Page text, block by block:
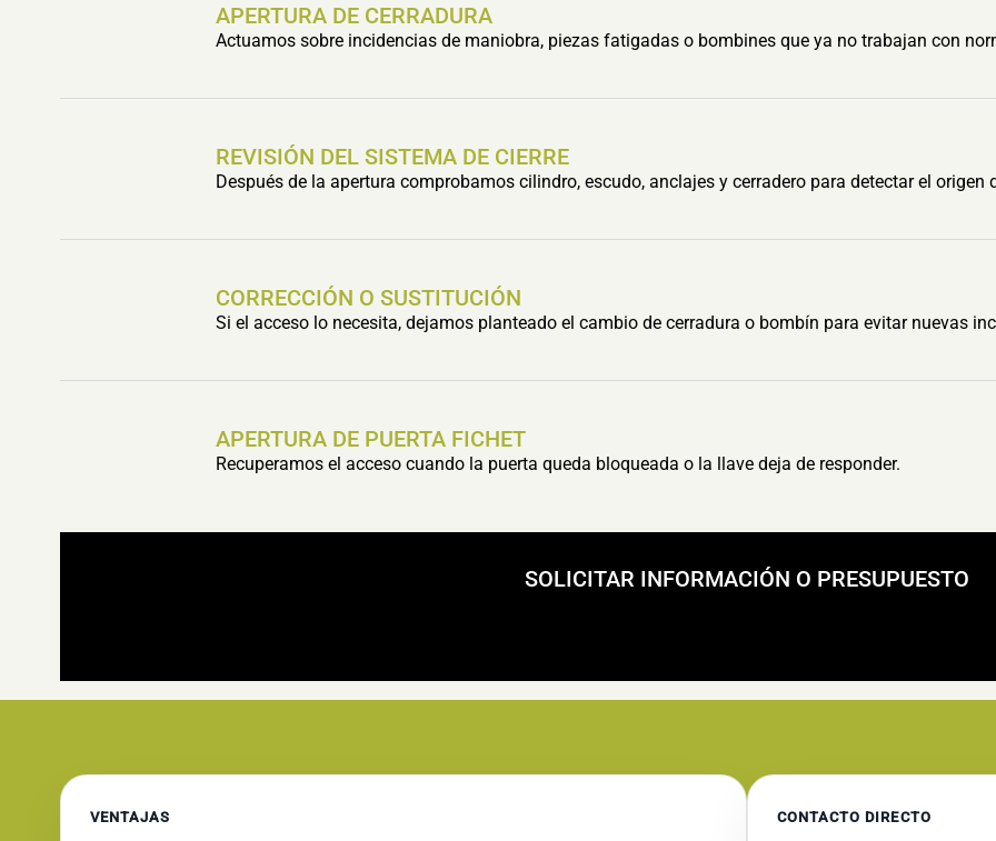
APERTURA DE CERRADURA
Actuamos sobre incidencias de maniobra, piezas fatigadas o bombines que ya no trabajan con
REVISIÓN DEL SISTEMA DE CIERRE
Después de la apertura comprobamos cilindro, escudo, anclajes y cerradero para detectar el origen
CORRECCIÓN O SUSTITUCIÓN
Si el acceso lo necesita, dejamos planteado el cambio de cerradura o bombín para evitar nuevas
APERTURA DE PUERTA FICHET
Recuperamos el acceso cuando la puerta queda bloqueada o la llave deja de responder.
SOLICITAR INFORMACIÓN O PRESUPUESTO
VENTAJAS CONTACTO DIRECTO